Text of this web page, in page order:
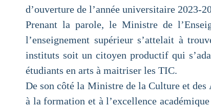
d’ouverture de l’année universitaire 2023-
Prenant la parole, le Ministre de
l’enseignement supérieur s’attelait à
instituts soit un citoyen productif qui
étudiants en arts à maitriser les TIC.
De son côté la Ministre de la Culture et
à la formation et à l’excellence